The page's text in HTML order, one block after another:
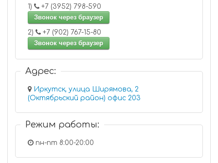
1)
+7 (3952) 798-590
Звонок через браузер
2)
+7 (902) 767-15-80
Звонок через браузер
Адрес:
Иркутск, улица Ширямова, 2
(Октябрьский район) офис 203
Режим работы:
пн-пт 8:00-20:00